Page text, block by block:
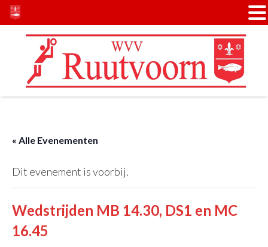
hoofd
Spring
voettekst
« Alle Evenementen
Dit evenement is voorbij.
Wedstrijden MB 14.30, DS1 en MC
16.45